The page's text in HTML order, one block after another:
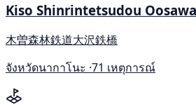
Kiso Shinrintetsudou
木曽森林鉄道大沢鉄橋
จังหวัดนากาโนะ ·71 เหตุการณ์